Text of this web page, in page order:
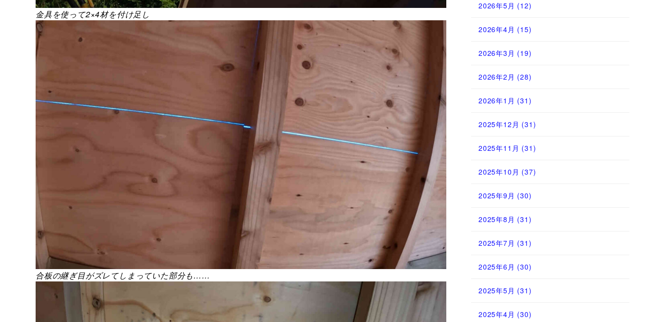
金具を使って2×4材を付け足し
合板の継ぎ目がズレてしまっていた部分も……
2026年5月 (12)
2026年4月 (15)
2026年3月 (19)
2026年2月 (28)
2026年1月 (31)
2025年12月 (31)
2025年11月 (31)
2025年10月 (37)
2025年9月 (30)
2025年8月 (31)
2025年7月 (31)
2025年6月 (30)
2025年5月 (31)
2025年4月 (30)